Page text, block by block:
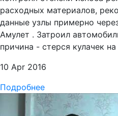
расходных материалов,
данные узлы примерно
Амулет . Затроил
причина - стерся кулачек
10 Apr 2016
Подробнее